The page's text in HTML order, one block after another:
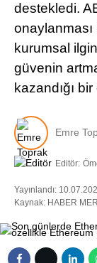
destekledi.
kurumsal
güvenin
kazandığı
Emre
Editör:
Yayınlandı:
Kaynak: HABER